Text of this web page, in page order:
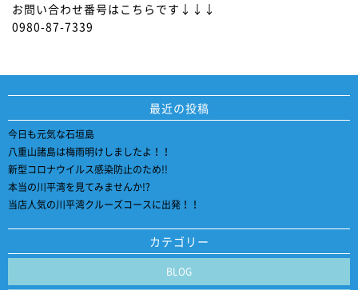
お問い合わせ番号はこちらです↓↓↓
0980-87-7339
最近の投稿
今日も元気な石垣島
八重山諸島は梅雨明けしましたよ！！
新型コロナウイルス感染防止のため!!
本当の川平湾を見てみませんか!?
当店人気の川平湾クルーズコースに出発！！
カテゴリー
BLOG